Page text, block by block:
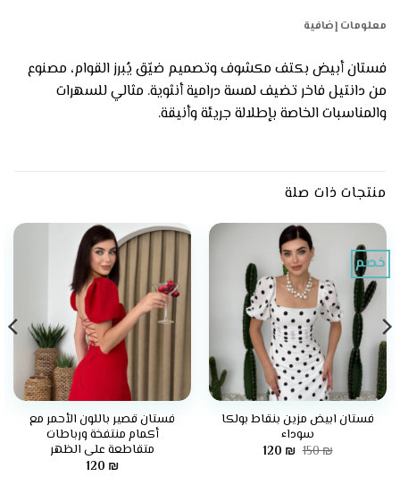
معلومات إضافية
فستان أبيض بكتف مكشوف وتصميم ضيّق يُبرز القوام، مصنوع
من دانتيل فاخر تضيف لمسة درامية أنثوية. مثالي للسهرات
والمناسبات الخاصة بإطلالة جريئة وأنيقة.
منتجات ذات صلة
خصم
فستان ابيض مزين بنقاط بولكا
سوداء
150₪ السعر
120 ₪ السعر
فستان قصير باللون الأحمر مع
أكمام منتفخة ورباطات
متقاطعة على الظهر
120 ₪